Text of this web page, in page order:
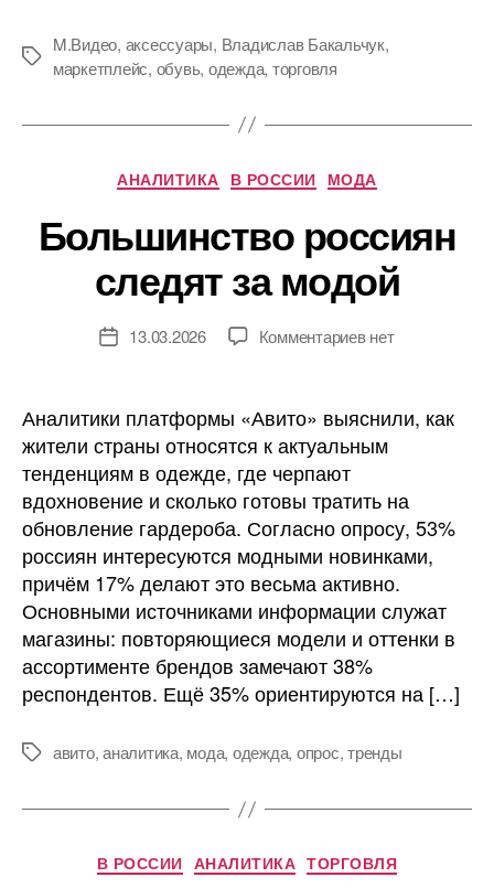
Метки
M.Видео, аксессуары, Владислав Бакальчук,
маркетплейс, обувь, одежда, торговля
Рубрики
АНАЛИТИКА В РОССИИ МОДА
Большинство россиян
следят за модой
Дата13.03.2026 Комментариевк
следят
за
нет
Аналитики платформы «Авито» выяснили, как
жители страны относятся к актуальным
тенденциям в одежде, где черпают
вдохновение и сколько готовы тратить на
обновление гардероба. Согласно опросу, 53%
россиян интересуются модными новинками,
причём 17% делают это весьма активно.
Основными источниками информации служат
магазины: повторяющиеся модели и оттенки в
ассортименте брендов замечают 38%
респондентов. Ещё 35% ориентируются на […]
Меткиавито,аналитика, мода, одежда, опрос,тренды
Рубрики
В РОССИИ АНАЛИТИКА ТОРГОВЛЯ